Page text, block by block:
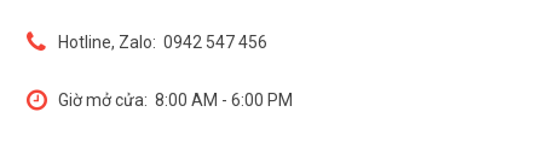
Hotline, Zalo: 0942 547 456
Giờ mở cửa: 8:00 AM - 6:00 PM